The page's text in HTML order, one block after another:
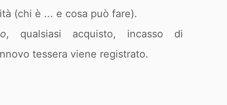
(chi è ... e cosa può fare).
, qualsiasi acquisto, incasso di
tessera viene registrato.